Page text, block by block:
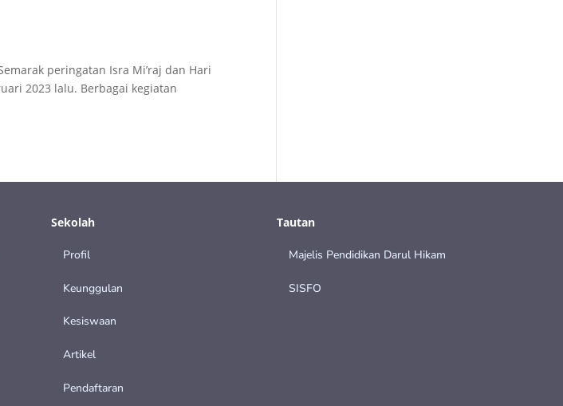
peringatan Isra Mi’raj dan Hari
2023 lalu. Berbagai kegiatan
Sekolah
Profil
Keunggulan
Kesiswaan
Artikel
Pendaftaran
Tautan
Majelis Pendidikan Darul Hikam
SISFO